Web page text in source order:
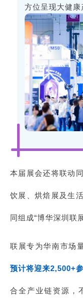
方位呈现大健康
本届展会还将联动
饮展、烘焙展及生
同组成“博华深圳联展
联展专为华南市场
预计将迎来2,500+
合全产业链资源，